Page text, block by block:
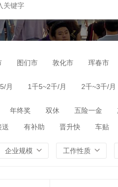
图们市 敦化市 珲春市
月 1千5~2千/月 2千~3千/月
年终奖 双休 五险一金
送 有补助 晋升快 车贴
企业规模 工作性质